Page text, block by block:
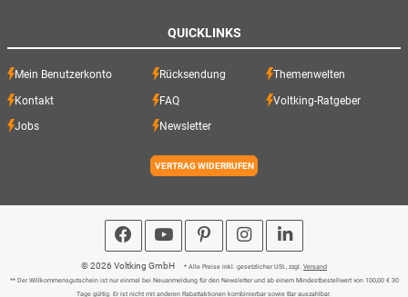
QUICKLINKS
Mein Benutzerkonto Rücksendung Themenwelten
Kontakt FAQ Voltking-Ratgeber
Jobs Newsletter
VERTRAG WIDERRUFEN
© 2026 Voltking GmbH * Alle Preise inkl. gesetzlicher USt., zzgl. Versand
** Der Willkommensgutschein ist nur einmal bei Neuanmeldung für den Newsletter und ab einem Mindestbestellwert von 100,00 € 30
Tage gültig. Er ist nicht mit anderen Rabattaktionen kombinierbar sowie Bar auszahlbar.